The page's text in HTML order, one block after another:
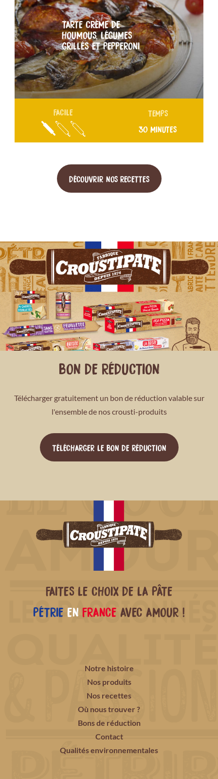
TARTE CRÈME DE
HOUMOUS, LÉGUMES
GRILLÉS ET PEPPERONI
FACILE TEMPS
30 MINUTES
DÉCOUVRIR NOS RECETTES
BON DE RÉDUCTION
Télécharger gratuitement un bon de réduction valable sur
l'ensemble de nos crousti-produits
TÉLÉCHARGER LE BON DE RÉDUCTION
FAITES LE CHOIX DE LA PÂTE
PÉTRIE EN FRANCE AVEC AMOUR !
Notre histoire
Nos produits
Nos recettes
Où nous trouver ?
Bons de réduction
Contact
Qualités environnementales